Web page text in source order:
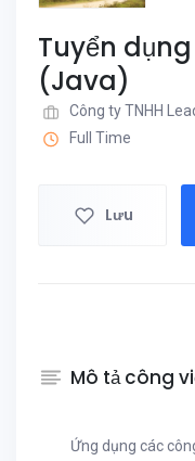
Tuyển
(Java)
Công ty TNHH
Full Time
Lưu
Mô tả công
Ứng dụng các